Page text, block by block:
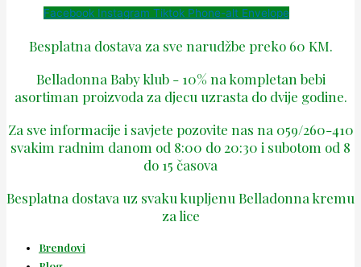
Facebook Instagram Tiktok Phone-alt Envelope
Besplatna dostava za sve narudžbe preko 60 KM.
Belladonna Baby klub - 10% na kompletan bebi
asortiman proizvoda za djecu uzrasta do dvije godine.
Za sve informacije i savjete pozovite nas na 059/260-410
svakim radnim danom od 8:00 do 20:30 i subotom od 8
do 15 časova
Besplatna dostava uz svaku kupljenu Belladonna kremu
za lice
Brendovi